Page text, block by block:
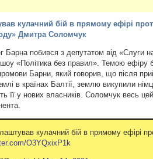
кулачний бій в прямому ефірі
Дмитра Соломчук
Барна побився з депутатом від «Слуги
«Політика без правил». Темою ефіру
Барни, який говорив, що після
в країнах Балтії, землю викупили
її у нових власників. Соломчук весь
кулачний бій в прямому ефірі
O3YQxixP1k